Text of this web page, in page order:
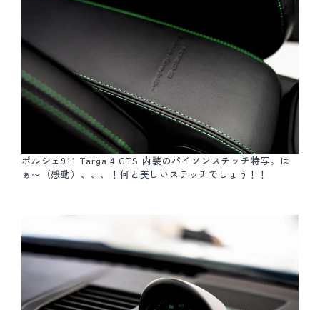
ポルシェ911 Targa 4 GTS 内装のパイソンステッチ特写。は
ぁ〜（感動）、、、！何と美しいステッチでしょう！！